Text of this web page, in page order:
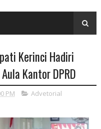
Kerinci Hadiri
Kantor DPRD
PM Advetorial